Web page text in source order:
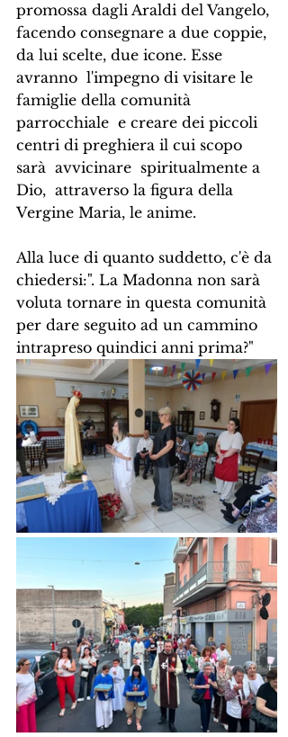
promossa dagli Araldi del Vangelo,
facendo consegnare a due coppie,
da lui scelte, due icone. Esse
avranno  l'impegno di visitare le
famiglie della comunità
parrocchiale  e creare dei piccoli
centri di preghiera il cui scopo
sarà  avvicinare  spiritualmente a
Dio,  attraverso la figura della
Vergine Maria, le anime.
Alla luce di quanto suddetto, c'è da
chiedersi:". La Madonna non sarà
voluta tornare in questa comunità
per dare seguito ad un cammino
intrapreso quindici anni prima?"